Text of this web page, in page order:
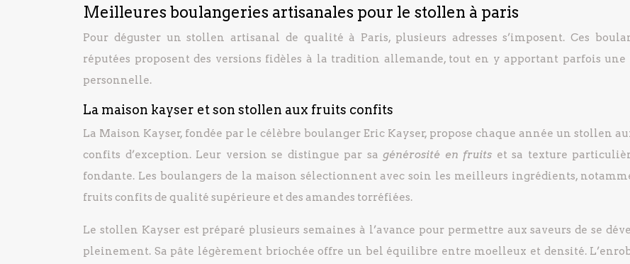
Meilleures boulangeries artisanales pour le stollen à paris
Pour déguster un stollen artisanal de qualité à Paris, plusieurs adresses s’imposent. Ces
réputées proposent des versions fidèles à la tradition allemande, tout en y apportant parfois une
personnelle.
La maison kayser et son stollen aux fruits confits
La Maison Kayser, fondée par le célèbre boulanger Eric Kayser, propose chaque année un stollen
confits d’exception. Leur version se distingue par sa générosité en fruits et sa texture
fondante. Les boulangers de la maison sélectionnent avec soin les meilleurs ingrédients,
fruits confits de qualité supérieure et des amandes torréfiées.
Le stollen Kayser est préparé plusieurs semaines à l’avance pour permettre aux saveurs de se
pleinement. Sa pâte légèrement briochée offre un bel équilibre entre moelleux et densité.